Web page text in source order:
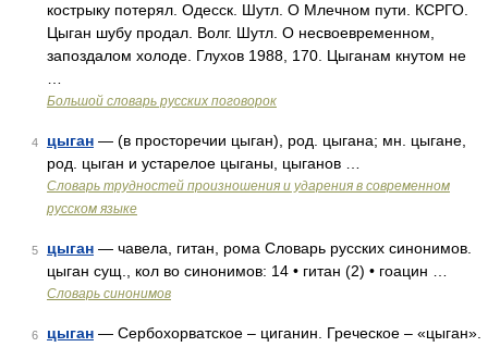
кострыку потерял. Одесск. Шутл. О Млечном пути. КСРГО.
Цыган шубу продал. Волг. Шутл. О несвоевременном,
запоздалом холоде. Глухов 1988, 170. Цыганам кнутом не
Большой словарь русских поговорок
4 цыган — (в просторечии цыган), род. цыгана; мн. цыгане,
род. цыган и устарелое цыганы, цыганов …
Словарь трудностей произношения и ударения в современном
русском языке
5 цыган — чавела, гитан, рома Словарь русских синонимов.
цыган сущ., кол во синонимов: 14 • гитан (2) • гоацин …
Словарь синонимов
6 цыган — Сербохорватское – циганин. Греческое – «цыган».